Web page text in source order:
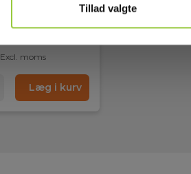
Tillad valgte
Excl. moms
Læg i kurv